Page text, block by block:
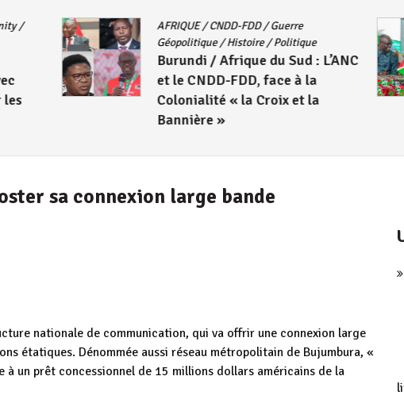
/
les
AFRIQUE/CNDD-FDD/Guerre
Géopolitique/Histoire/Politique
Burundi / Afrique du Sud : L’ANC
et le CNDD-FDD, face à la
Colonialité « la Croix et la
Bannière »
sa connexion large bande
nationale de communication, qui va offrir une connexion large
étatiques. Dénommée aussi réseau métropolitain de Bujumbura, «
un prêt concessionnel de 15 millions dollars américains de la